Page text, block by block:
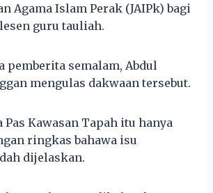
Agama Islam Perak (JAIPk) bagi
guru tauliah.
pemberita semalam, Abdul
mengulas dakwaan tersebut.
Pas Kawasan Tapah itu hanya
ringkas bahawa isu
dijelaskan.